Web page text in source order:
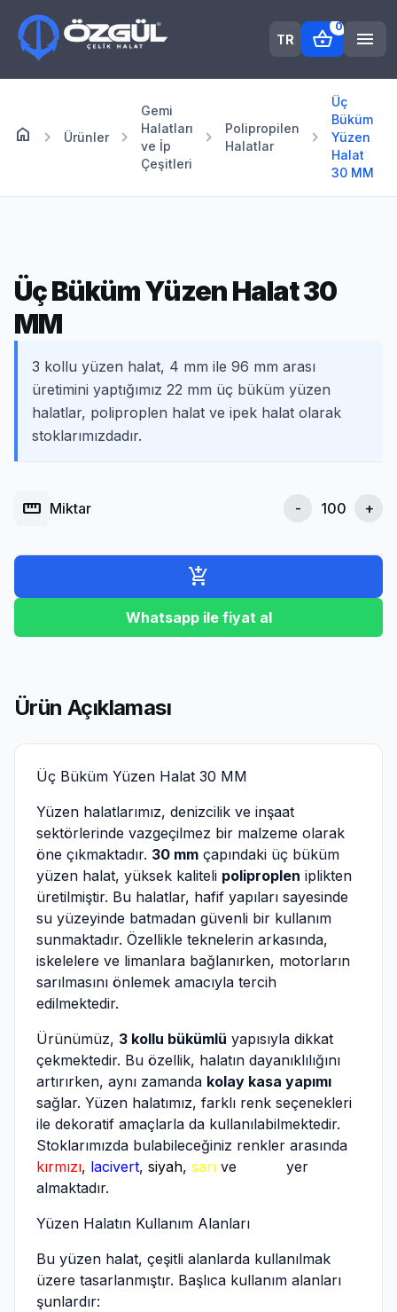
TR shopping_basket
0
menu
home Anasayfa
chevron_right Ürünler chevron_right
Gemi
Halatları
ve İp
Çeşitleri
chevron_right
Polipropilen
Halatlar
chevron_right
Üç
Büküm
Yüzen
Halat
30 MM
Üç Büküm Yüzen Halat 30
MM
3 kollu yüzen halat, 4 mm ile 96 mm arası
üretimini yaptığımız 22 mm üç büküm yüzen
halatlar, poliproplen halat ve ipek halat olarak
stoklarımızdadır.
straighten Miktar - +
add_shopping_cart
Whatsapp ile fiyat al
Ürün Açıklaması
Üç Büküm Yüzen Halat 30 MM
Yüzen halatlarımız, denizcilik ve inşaat
sektörlerinde vazgeçilmez bir malzeme olarak
öne çıkmaktadır. 30 mm çapındaki üç büküm
yüzen halat, yüksek kaliteli poliproplen iplikten
üretilmiştir. Bu halatlar, hafif yapıları sayesinde
su yüzeyinde batmadan güvenli bir kullanım
sunmaktadır. Özellikle teknelerin arkasında,
iskelelere ve limanlara bağlanırken, motorların
sarılmasını önlemek amacıyla tercih
edilmektedir.
Ürünümüz, 3 kollu bükümlü yapısıyla dikkat
çekmektedir. Bu özellik, halatın dayanıklılığını
artırırken, aynı zamanda kolay kasa yapımı
sağlar. Yüzen halatımız, farklı renk seçenekleri
ile dekoratif amaçlarla da kullanılabilmektedir.
Stoklarımızda bulabileceğiniz renkler arasında
kırmızı, lacivert, siyah, sarı ve
yer
almaktadır.
Yüzen Halatın Kullanım Alanları
Bu yüzen halat, çeşitli alanlarda kullanılmak
üzere tasarlanmıştır. Başlıca kullanım alanları
şunlardır: